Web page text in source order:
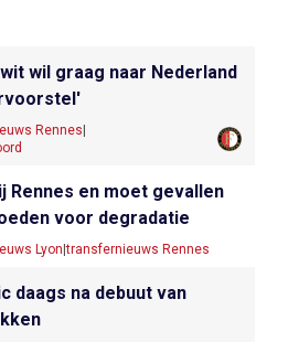
wil graag naar Nederland
Rennes
Rennes en moet gevallen
voor degradatie
Lyon |transfernieuws Rennes
daags na debuut van